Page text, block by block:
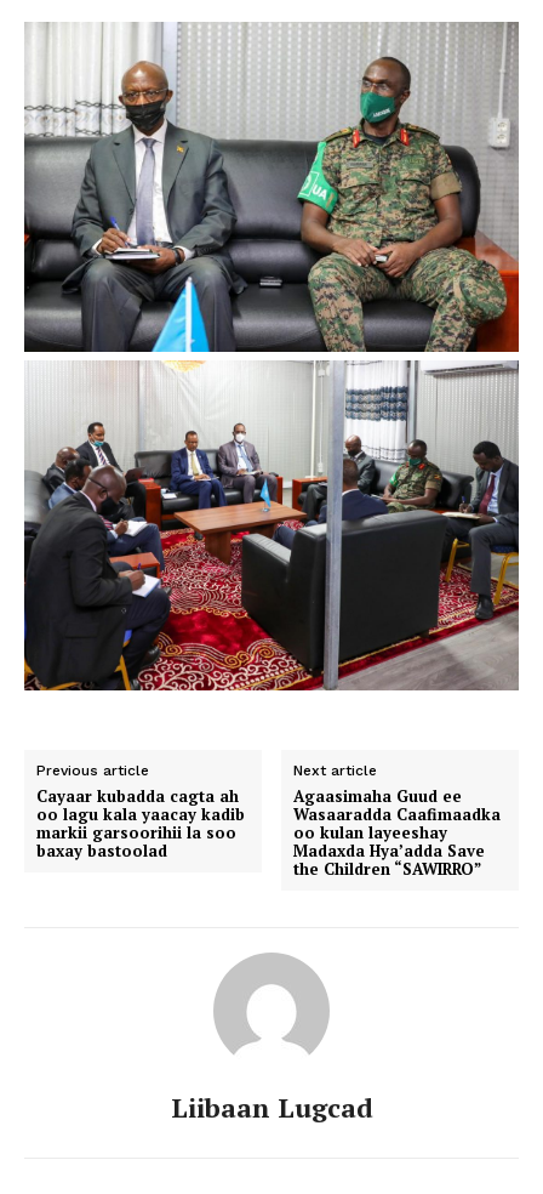
Previous article
Cayaar kubadda cagta ah
oo lagu kala yaacay kadib
markii garsoorihii la soo
baxay bastoolad
Next article
Agaasimaha Guud ee
Wasaaradda Caafimaadka
oo kulan layeeshay
Madaxda Hya’adda Save
the Children “SAWIRRO”
Liibaan Lugcad